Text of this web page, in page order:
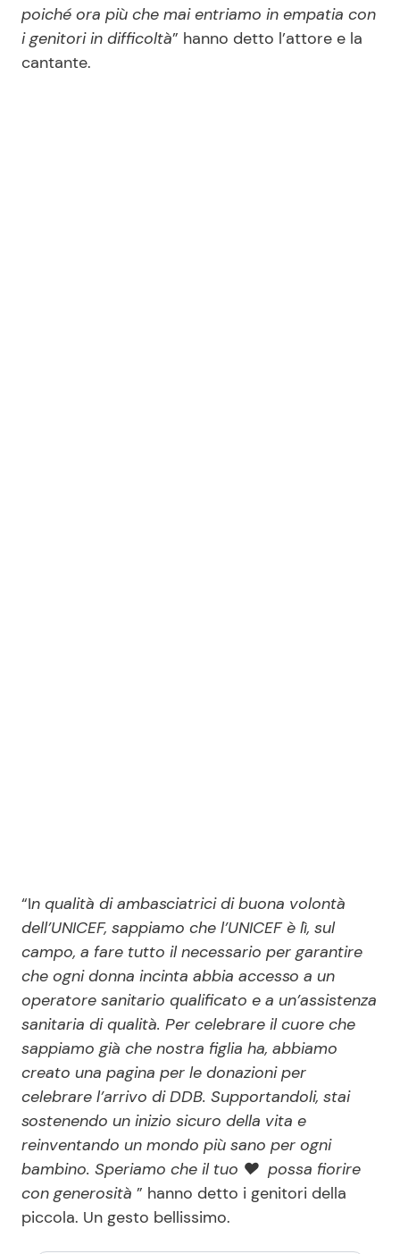
poiché ora più che mai entriamo in empatia con
i genitori in difficoltà” hanno detto l’attore e la
cantante.
“In qualità di ambasciatrici di buona volontà
dell’UNICEF, sappiamo che l’UNICEF è lì, sul
campo, a fare tutto il necessario per garantire
che ogni donna incinta abbia accesso a un
operatore sanitario qualificato e a un’assistenza
sanitaria di qualità. Per celebrare il cuore che
sappiamo già che nostra figlia ha, abbiamo
creato una pagina per le donazioni per
celebrare l’arrivo di DDB. Supportandoli, stai
sostenendo un inizio sicuro della vita e
reinventando un mondo più sano per ogni
bambino. Speriamo che il tuo ♥ ️ possa fiorire
con generosità ” hanno detto i genitori della
piccola. Un gesto bellissimo.